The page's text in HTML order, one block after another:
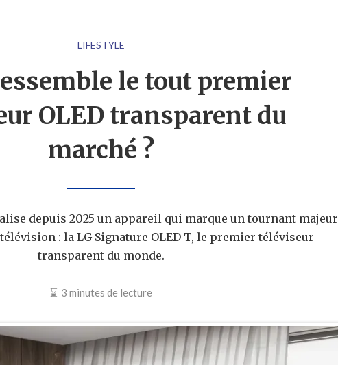
LIFESTYLE
le tout premier
OLED transparent du
marché ?
depuis 2025 un appareil qui marque un tournant majeur
: la LG Signature OLED T, le premier téléviseur
transparent du monde.
3 minutes de lecture